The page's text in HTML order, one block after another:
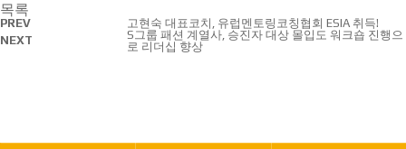
목록
PREV
고현숙 대표코치, 유럽멘토링코칭협회 ESIA 취득!
NEXT
S그룹 패션 계열사, 승진자 대상 몰입도 워크숍 진행으
로 리더십 향상